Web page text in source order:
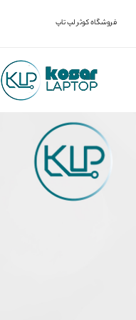
فروشگاه کوثر لپ تاپ